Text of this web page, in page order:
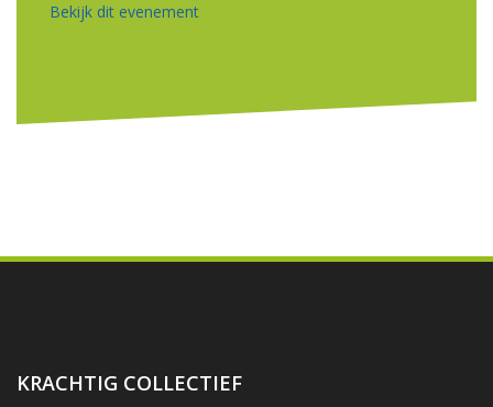
Bekijk dit evenement
KRACHTIG COLLECTIEF